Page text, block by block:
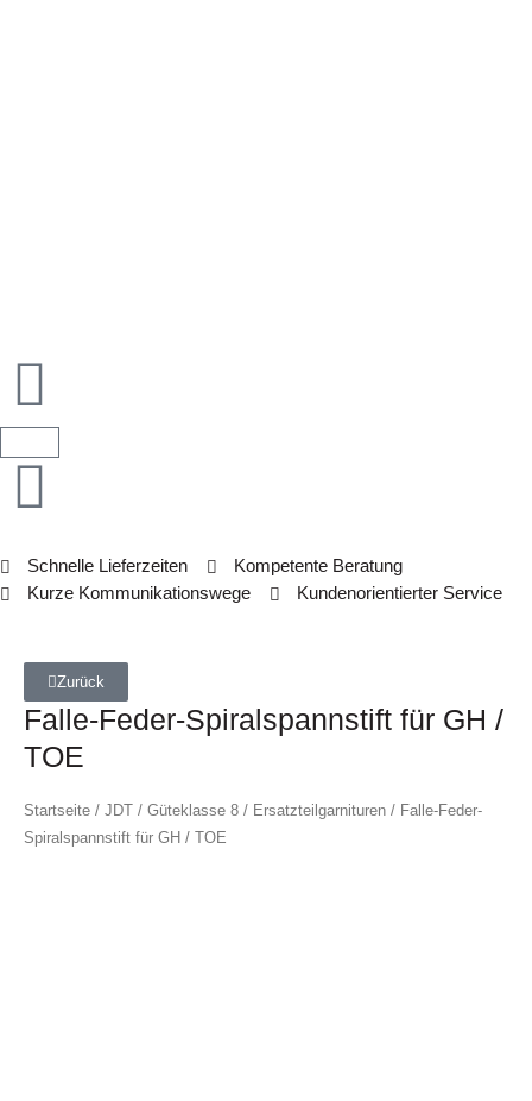
Schnelle Lieferzeiten
Kompetente Beratung
Kurze Kommunikationswege
Kundenorientierter Service
Zurück
Falle-Feder-Spiralspannstift für GH /
TOE
Startseite / JDT / Güteklasse 8 / Ersatzteilgarnituren / Falle-Feder-
Spiralspannstift für GH / TOE